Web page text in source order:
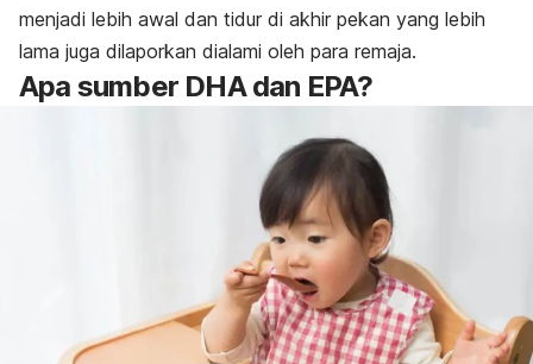
menjadi lebih awal dan tidur di akhir pekan yang lebih
lama juga dilaporkan dialami oleh para remaja.
Apa sumber DHA dan EPA?